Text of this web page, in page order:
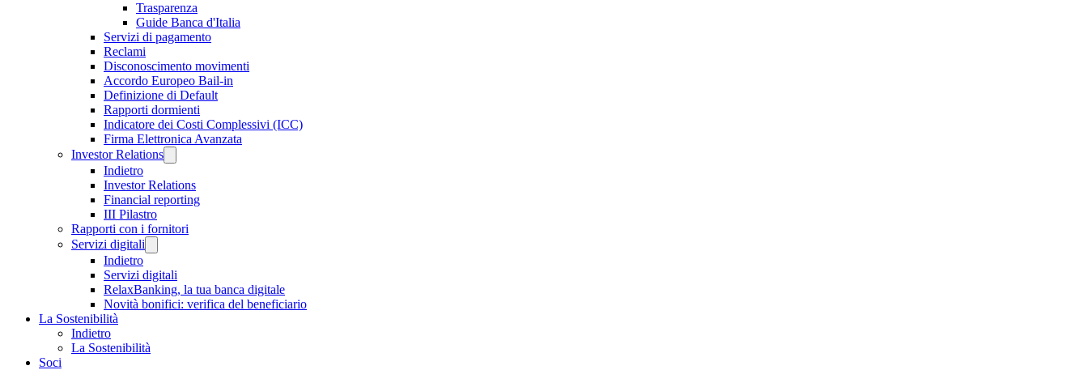
Trasparenza
Guide Banca d'Italia
Servizi di pagamento
Reclami
Disconoscimento movimenti
Accordo Europeo Bail-in
Definizione di Default
Rapporti dormienti
Indicatore dei Costi Complessivi (ICC)
Firma Elettronica Avanzata
Investor Relations
Indietro
Investor Relations
Financial reporting
III Pilastro
Rapporti con i fornitori
Servizi digitali
Indietro
Servizi digitali
RelaxBanking, la tua banca digitale
Novità bonifici: verifica del beneficiario
La Sostenibilità
Indietro
La Sostenibilità
Soci